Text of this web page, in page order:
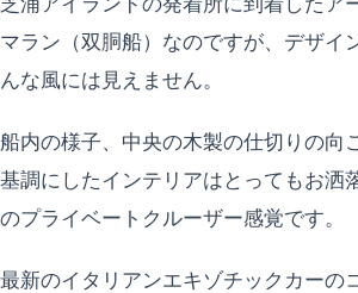
マラン（双胴船）なのですが、デザイ
んな風には見えません。
船内の様子、中央の木製の仕切りの向
基調にしたインテリアはとってもお洒
のプライベートクルーザー感覚です。
最新のイタリアンエキゾチックカーの